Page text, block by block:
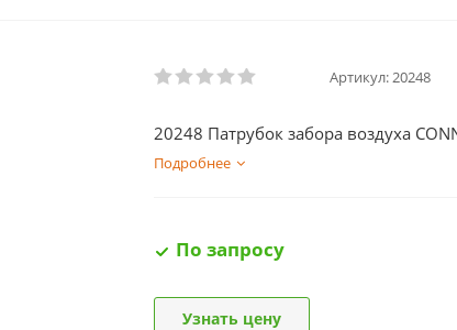
Артикул:20248
20248 Патрубок забора воздуха
Подробнее
По запросу
Узнать цену